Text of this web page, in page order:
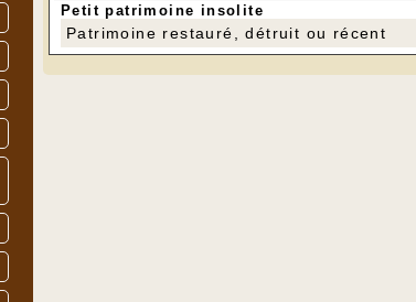
Petit patrimoine insolite
Patrimoine restauré, détruit ou récent